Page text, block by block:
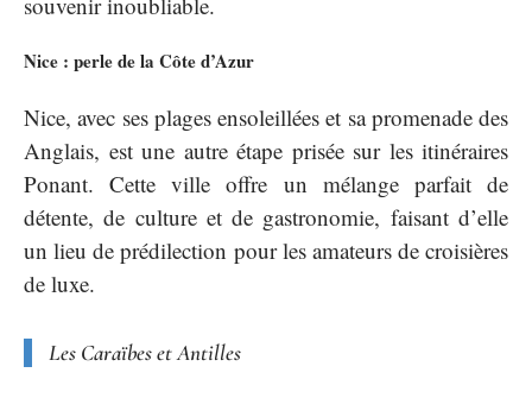
Nice : perle de la Côte d’Azur
Nice, avec ses plages ensoleillées et sa promenade des
Anglais, est une autre étape prisée sur les itinéraires
Ponant. Cette ville offre un mélange parfait de
détente, de culture et de gastronomie, faisant d’elle
un lieu de prédilection pour les amateurs de croisières
de luxe.
Les Caraïbes et Antilles